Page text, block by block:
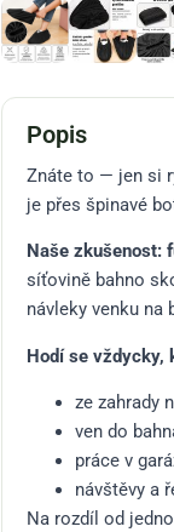
Popis
Znáte to — jen si
je přes špinavé
Naše zkušenost:
síťovině bahno
návleky venku na
Hodí se vždycky,
ze zahrady
ven do
práce v
návštěvy a
Na rozdíl od